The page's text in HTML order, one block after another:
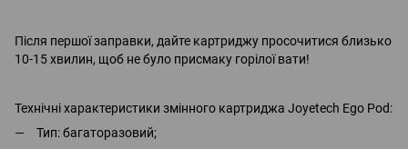
Після першої заправки, дайте картриджу просочитися близько
10-15 хвилин, щоб не було присмаку горілої вати!
Технічні характеристики змінного картриджа Joyetech Ego Pod:
Тип: багаторазовий;